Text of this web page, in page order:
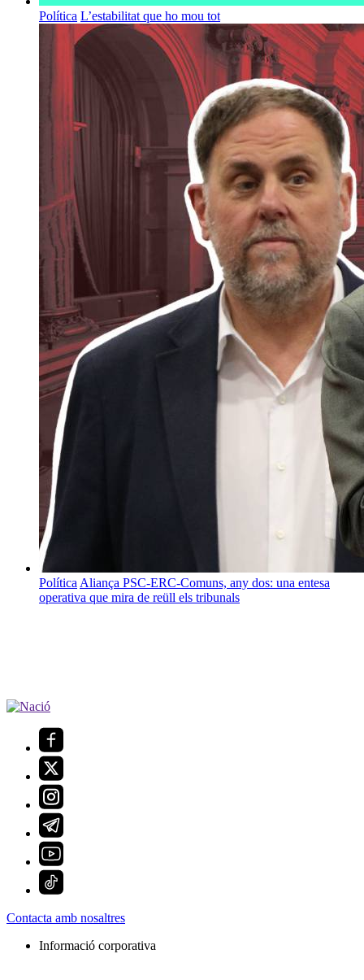
Política L’estabilitat que ho mou tot
Política Aliança PSC-ERC-Comuns, any dos: una entesa
operativa que mira de reüll els tribunals
Contacta amb nosaltres
Informació corporativa